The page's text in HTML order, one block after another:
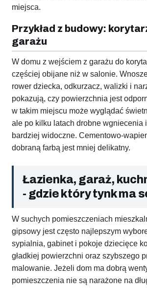
miejsca.
Przykład z budowy:
garażu
W domu z wejściem z garażu do
częściej obijane niż w salonie.
rower dziecka, odkurzacz, walizki i
pokazują, czy powierzchnia jest
w takim miejscu może wyglądać
ale po kilku latach drobne wgniecenia
bardziej widoczne. Cementowo-
dobraną farbą jest mniej delikatny.
Łazienka, garaż,
- gdzie który tynk ma
W suchych pomieszczeniach
gipsowy jest często najlepszym
sypialnia, gabinet i pokoje dziecięce
gładkiej powierzchni oraz szybszego
malowanie. Jeżeli dom ma dobrą
pomieszczenia nie są narażone na